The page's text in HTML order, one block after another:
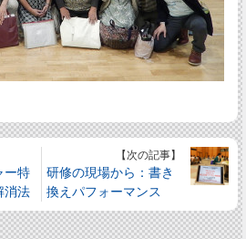
ー特
消法
【次の記事】
研修の現場から：書き
換えパフォーマンス